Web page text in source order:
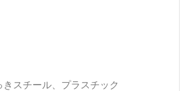
きスチール、プラスチック